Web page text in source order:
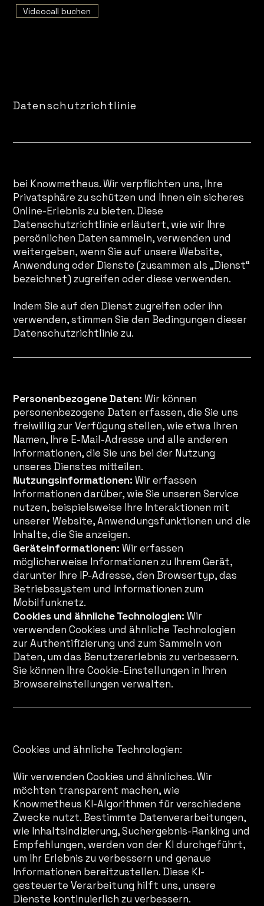
Datenschutzrichtlinie
bei Knowmetheus. Wir verpflichten uns, Ihre
Privatsphäre zu schützen und Ihnen ein sicheres
Online-Erlebnis zu bieten. Diese
Datenschutzrichtlinie erläutert, wie wir Ihre
persönlichen Daten sammeln, verwenden und
weitergeben, wenn Sie auf unsere Website,
Anwendung oder Dienste (zusammen als „Dienst“
bezeichnet) zugreifen oder diese verwenden.
Indem Sie auf den Dienst zugreifen oder ihn
verwenden, stimmen Sie den Bedingungen dieser
Datenschutzrichtlinie zu.
Personenbezogene Daten: Wir können
personenbezogene Daten erfassen, die Sie uns
freiwillig zur Verfügung stellen, wie etwa Ihren
Namen, Ihre E-Mail-Adresse und alle anderen
Informationen, die Sie uns bei der Nutzung
unseres Dienstes mitteilen.
Nutzungsinformationen: Wir erfassen
Informationen darüber, wie Sie unseren Service
nutzen, beispielsweise Ihre Interaktionen mit
unserer Website, Anwendungsfunktionen und die
Inhalte, die Sie anzeigen.
Geräteinformationen: Wir erfassen
möglicherweise Informationen zu Ihrem Gerät,
darunter Ihre IP-Adresse, den Browsertyp, das
Betriebssystem und Informationen zum
Mobilfunknetz.
Cookies und ähnliche Technologien: Wir
verwenden Cookies und ähnliche Technologien
zur Authentifizierung und zum Sammeln von
Daten, um das Benutzererlebnis zu verbessern.
Sie können Ihre Cookie-Einstellungen in Ihren
Browsereinstellungen verwalten.
Cookies und ähnliche Technologien:
Wir verwenden Cookies und ähnliches. Wir
möchten transparent machen, wie
Knowmetheus KI-Algorithmen für verschiedene
Zwecke nutzt. Bestimmte Datenverarbeitungen,
wie Inhaltsindizierung, Suchergebnis-Ranking und
Empfehlungen, werden von der KI durchgeführt,
um Ihr Erlebnis zu verbessern und genaue
Informationen bereitzustellen. Diese KI-
gesteuerte Verarbeitung hilft uns, unsere
Dienste kontinuierlich zu verbessern.